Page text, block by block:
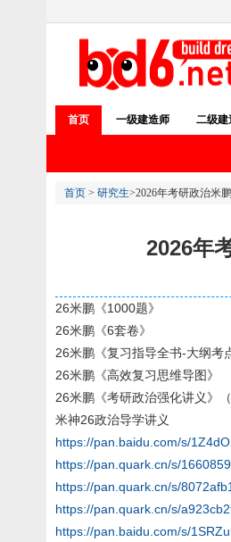
首页 一级建造师 二级建
首页 > 研究生>2026年考研政治米
2026年
26米鹏《1000题》
26米鹏《6套卷》
26米鹏《复习指导全书-大纲考
26米鹏《高效复习思维导图》
26米鹏《考研政治强化讲义》
米神26政治导学讲义
https://pan.baidu.com/s/
https://pan.quark.cn/s/
https://pan.quark.cn/s/
https://pan.quark.cn/s/
https://pan.baidu.com/s/